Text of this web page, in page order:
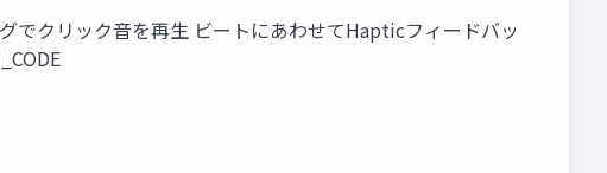
クリック音を再生 ビートにあわせてHapticフィードバッ